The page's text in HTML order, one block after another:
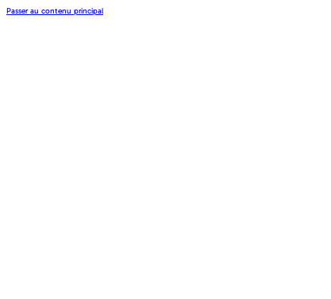
Passer au contenu principal